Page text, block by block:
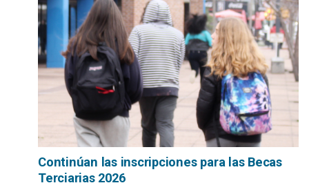
Continúan las inscripciones para las Becas
Terciarias 2026